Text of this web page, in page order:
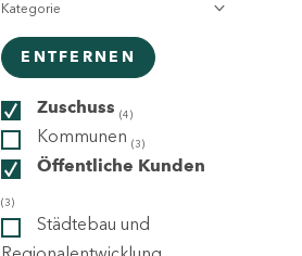
Kategorie
ENTFERNEN
Zuschuss (4)
Kommunen (3)
Öffentliche Kunden
(3)
Städtebau und